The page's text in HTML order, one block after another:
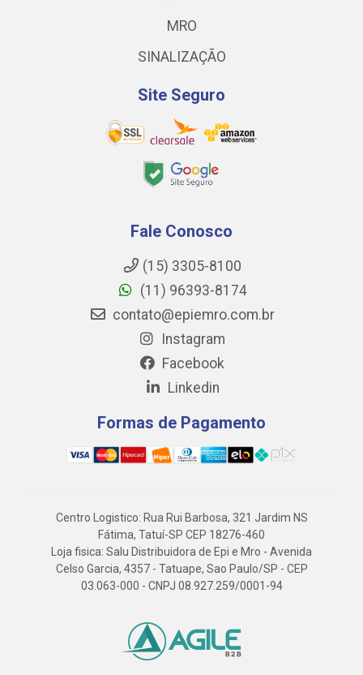
MRO
SINALIZAÇÃO
Site Seguro
Fale Conosco
(15) 3305-8100
(11) 96393-8174
contato@epiemro.com.br
Instagram
Facebook
Linkedin
Formas de Pagamento
Centro Logistico: Rua Rui Barbosa, 321 Jardim NS
Fátima, Tatuí-SP CEP 18276-460
Loja fisica: Salu Distribuidora de Epi e Mro - Avenida
Celso Garcia, 4357 - Tatuape, Sao Paulo/SP - CEP
03.063-000 - CNPJ 08.927.259/0001-94